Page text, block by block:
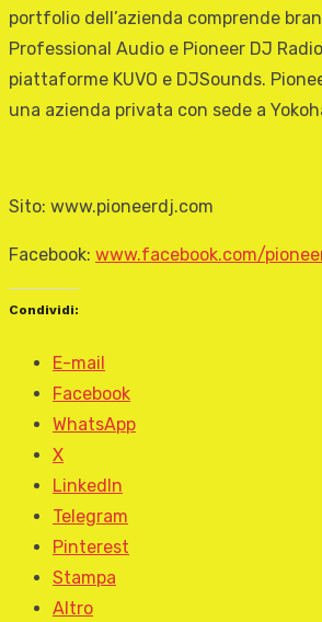
portfolio dell’azienda comprende
Professional Audio e Pioneer DJ
piattaforme KUVO e DJSounds.
una azienda privata con sede a
Sito: www.pioneerdj.com
Facebook: www.facebook.com/
Condividi:
E-mail
Facebook
WhatsApp
X
LinkedIn
Telegram
Pinterest
Stampa
Altro